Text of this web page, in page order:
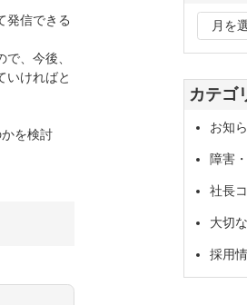
ー
カ
イ
ブ
カテゴ
お知
障害
社長
大切
採用
発信できる
、今後、
いければと
を検討